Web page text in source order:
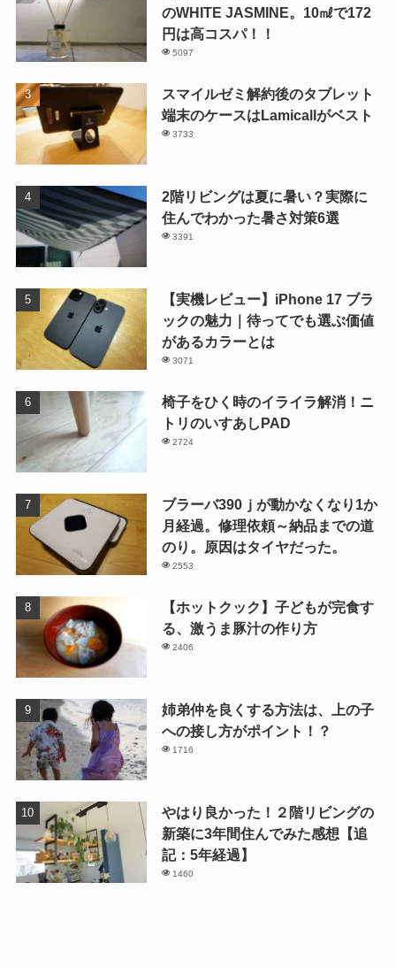
のWHITE JASMINE。10㎖で172
円は高コスパ！！
5097
スマイルゼミ解約後のタブレット
端末のケースはLamicallがベスト
3733
2階リビングは夏に暑い？実際に
住んでわかった暑さ対策6選
3391
【実機レビュー】iPhone 17 ブラ
ックの魅力｜待ってでも選ぶ価値
があるカラーとは
3071
椅子をひく時のイライラ解消！ニ
トリのいすあしPAD
2724
ブラーバ390ｊが動かなくなり1か
月経過。修理依頼～納品までの道
のり。原因はタイヤだった。
2553
【ホットクック】子どもが完食す
る、激うま豚汁の作り方
2406
姉弟仲を良くする方法は、上の子
への接し方がポイント！？
1716
やはり良かった！２階リビングの
新築に3年間住んでみた感想【追
記：5年経過】
1460